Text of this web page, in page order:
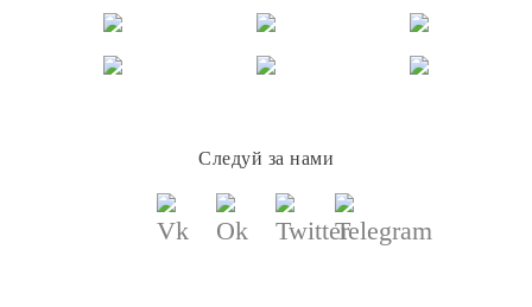
Следуй за нами